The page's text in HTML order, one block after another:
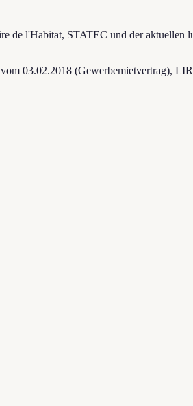
de l'Habitat, STATEC und der aktuellen
03.02.2018 (Gewerbemietvertrag),